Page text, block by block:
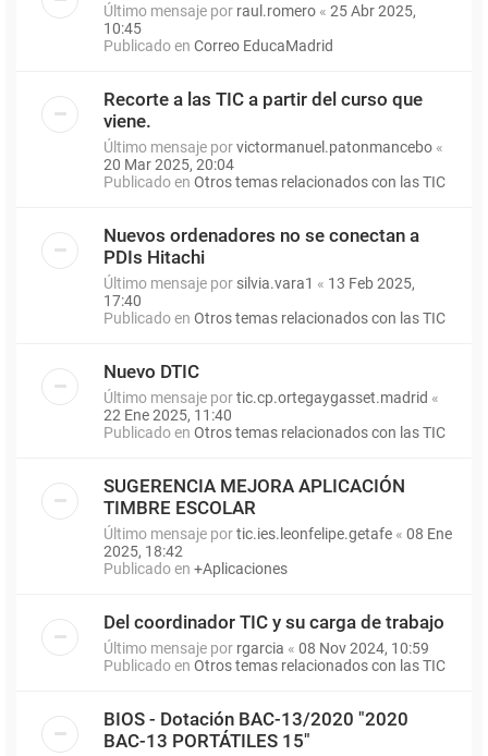
Último mensaje por raul.romero « 25 Abr 2025,
10:45
Publicado en Correo EducaMadrid
Recorte a las TIC a partir del curso que
viene.
Último mensaje porvictormanuel.patonmancebo «
20 Mar 2025, 20:04
Publicado en Otros temas relacionados con las TIC
Nuevos ordenadores no se conectan a
PDIs Hitachi
Último mensaje por silvia.vara1 « 13 Feb 2025,
17:40
Publicado en Otros temas relacionados con las TIC
Nuevo DTIC
Último mensaje portic.cp.ortegaygasset.madrid «
22 Ene 2025, 11:40
Publicado en Otros temas relacionados con las TIC
SUGERENCIA MEJORA APLICACIÓN
TIMBRE ESCOLAR
Último mensaje portic.ies.leonfelipe.getafe « 08 Ene
2025, 18:42
Publicado en +Aplicaciones
Del coordinador TIC y su carga de trabajo
Último mensaje por rgarcia « 08 Nov 2024, 10:59
Publicado en Otros temas relacionados con las TIC
BIOS - Dotación BAC-13/2020 "2020
BAC-13 PORTÁTILES 15"